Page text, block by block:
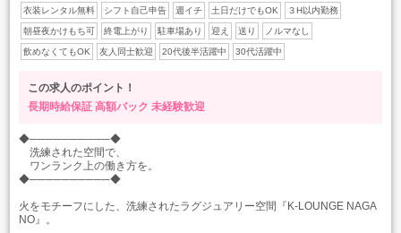
衣装レンタル無料 シフト自己申告 週イチ 土日だけでもOK ３H以内勤務
朝昼夜かけもち可 終電上がり 駐車場あり 迎え 送り ノルマなし
飲めなくてもOK 友人同士歓迎 20代後半活躍中 30代活躍中
この求人のポイント！
長期時給保証 高額バック 未経験歓迎
◆──────────◆
洗練された空間で、
ワンランク上の働き方を。
◆──────────◆
火をモチーフにした、洗練されたラグジュアリー空間『K-LOUNGE NAGA
NO』。